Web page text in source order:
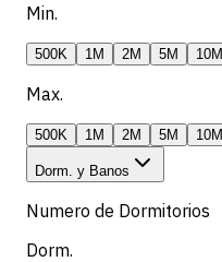
Min.
500K 1M 2M 5M 10M
Max.
500K 1M 2M 5M 10M
Dorm. y Banos
Numero de Dormitorios
Dorm.